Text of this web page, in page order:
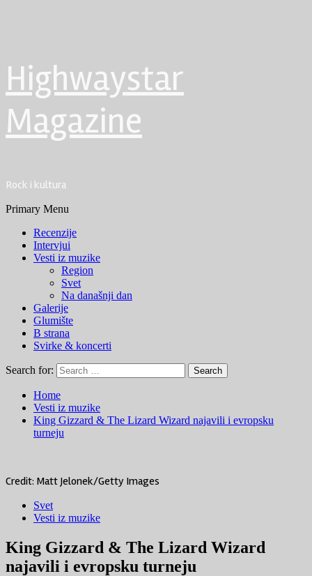
Highwaystar
Magazine
Rock i kultura
Primary Menu
Recenzije
Intervjui
Vesti iz muzike
Region
Svet
Na današnji dan
Galerije
Glumište
B strana
Svirke & koncerti
Search for:
Home
Vesti iz muzike
King Gizzard & The Lizard Wizard najavili i evropsku
turneju
Credit: Matt Jelonek/Getty Images
Svet
Vesti iz muzike
King Gizzard & The Lizard Wizard
najavili i evropsku turneju